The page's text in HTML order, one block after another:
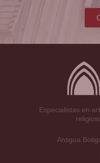
Especialistas en
Antigua